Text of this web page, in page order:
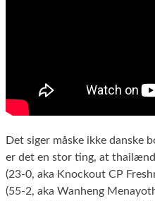
Det siger måske ikke danske
er det en stor ting, at
(23-0, aka Knockout CP
(55-2, aka Wanheng